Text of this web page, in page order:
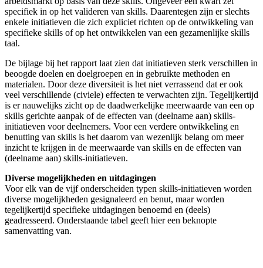
specifiek in op het valideren van skills. Daarentegen zijn er slechts
enkele initiatieven die zich expliciet richten op de ontwikkeling van
specifieke skills of op het ontwikkelen van een gezamenlijke skills
taal.
De bijlage bij het rapport laat zien dat initiatieven sterk verschillen in
beoogde doelen en doelgroepen en in gebruikte methoden en
materialen. Door deze diversiteit is het niet verrassend dat er ook
veel verschillende (civiele) effecten te verwachten zijn. Tegelijkertijd
is er nauwelijks zicht op de daadwerkelijke meerwaarde van een op
skills gerichte aanpak of de effecten van (deelname aan) skills-
initiatieven voor deelnemers. Voor een verdere ontwikkeling en
benutting van skills is het daarom van wezenlijk belang om meer
inzicht te krijgen in de meerwaarde van skills en de effecten van
(deelname aan) skills-initiatieven.
Diverse mogelijkheden en uitdagingen
Voor elk van de vijf onderscheiden typen skills-initiatieven worden
diverse mogelijkheden gesignaleerd en benut, maar worden
tegelijkertijd specifieke uitdagingen benoemd en (deels)
geadresseerd. Onderstaande tabel geeft hier een beknopte
samenvatting van.